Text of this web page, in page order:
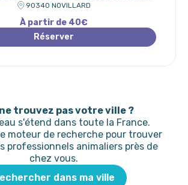
Canin
90340 NOVILLARD
À partir de 40€
Réserver
trouvez pas votre ville ?
s'étend dans toute la France.
moteur de recherche pour trouver
professionnels animaliers près de
chez vous.
dans ma ville